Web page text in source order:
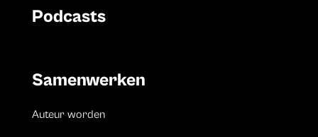
Podcasts
Samenwerken
Auteur worden